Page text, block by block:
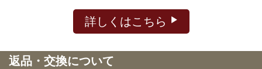
詳しくはこちら
返品・交換について